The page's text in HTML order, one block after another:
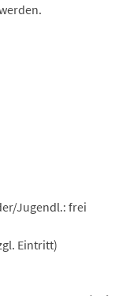
Jugendl.: frei
Eintritt)